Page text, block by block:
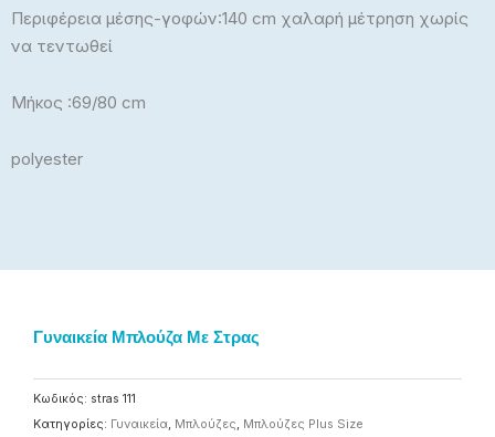
Περιφέρεια μέσης-γοφών:140 cm χαλαρή μέτρηση χωρίς
να τεντωθεί
Μήκος :69/80 cm
polyester
Γυναικεία Μπλούζα Με Στρας
Κωδικός: stras 111
Κατηγορίες: Γυναικεία, Μπλούζες, Μπλούζες Plus Size